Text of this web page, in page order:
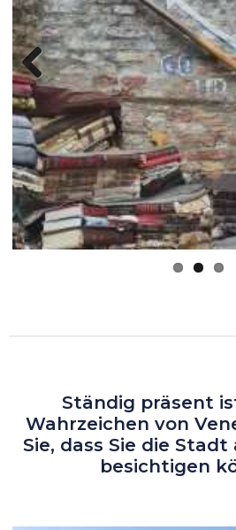
Previous
Ständig präsent
Wahrzeichen von
Sie, dass Sie die
besichtigen